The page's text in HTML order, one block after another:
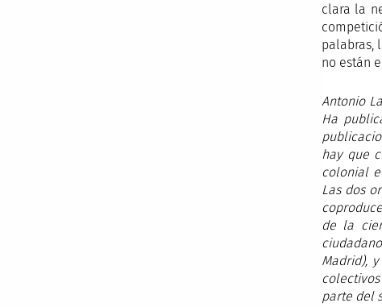
clara la
palabras,
no están
Antonio
Ha
hay que
colonial
Las dos
de la
Madrid),
parte del